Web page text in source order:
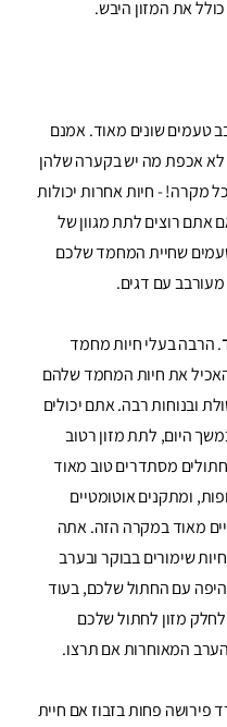
את המזון היבש.
טעמים שונים מאוד. אמנם
אכפת מה יש בקערה שלהן
מקרה! - חיות אחרות יכולות
אתם רוצים לתת מגוון של
שחיית המחמד שלכם
עם דגים.
. הרבה בעלי חיות מחמד
את חיות המחמד שלהם
ובנוחות רבה. אתם יכולים
היום, לתת מזון רטוב
מסתדרים טוב מאוד
ומתקנים אוטומטיים
מאוד במקרה הזה. אתה
שימורים בבוקר ובערב
עם החתול שלכם, בעוד
מזון לחתול שלכם
המאוחרות אם תרצו.
פירושה פחות בזבוז אם חיית